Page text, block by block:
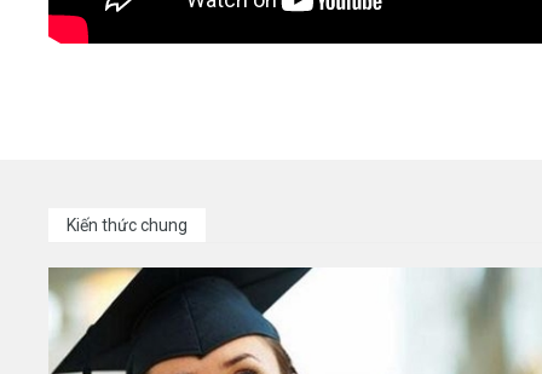
Kiến thức chung